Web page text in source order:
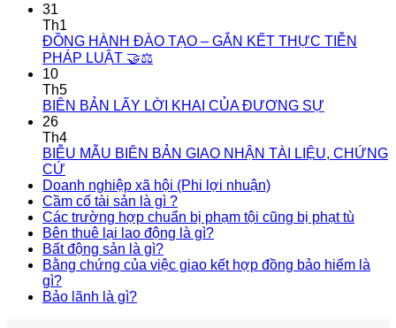
31
Th1
ĐỒNG HÀNH ĐÀO TẠO – GẮN KẾT THỰC TIỄN
PHÁP LUẬT 🤝⚖️
10
Th5
BIÊN BẢN LẤY LỜI KHAI CỦA ĐƯƠNG SỰ
26
Th4
BIỄU MẪU BIÊN BẢN GIAO NHẬN TÀI LIỆU, CHỨNG
CỨ
Doanh nghiệp xã hội (Phi lợi nhuận)
Cầm cố tài sản là gì ?
Các trường hợp chuẩn bị phạm tội cũng bị phạt tù
Bên thuê lại lao động là gì?
Bất động sản là gì?
Bằng chứng của việc giao kết hợp đồng bảo hiểm là
gì?
Bảo lãnh là gì?